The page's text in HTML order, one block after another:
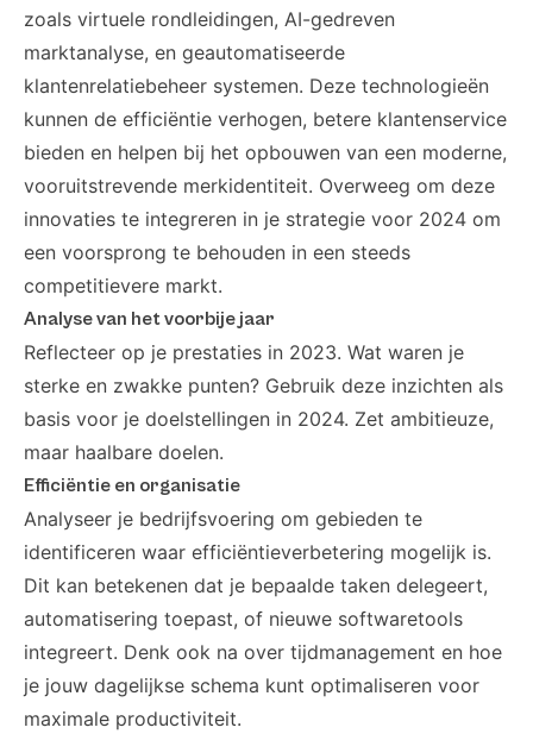
zoals virtuele rondleidingen, AI-gedreven
marktanalyse, en geautomatiseerde
klantenrelatiebeheer systemen. Deze technologieën
kunnen de efficiëntie verhogen, betere klantenservice
bieden en helpen bij het opbouwen van een moderne,
vooruitstrevende merkidentiteit. Overweeg om deze
innovaties te integreren in je strategie voor 2024 om
een voorsprong te behouden in een steeds
competitievere markt.
Analyse van het voorbije jaar
Reflecteer op je prestaties in 2023. Wat waren je
sterke en zwakke punten? Gebruik deze inzichten als
basis voor je doelstellingen in 2024. Zet ambitieuze,
maar haalbare doelen.
Efficiëntie en organisatie
Analyseer je bedrijfsvoering om gebieden te
identificeren waar efficiëntieverbetering mogelijk is.
Dit kan betekenen dat je bepaalde taken delegeert,
automatisering toepast, of nieuwe softwaretools
integreert. Denk ook na over tijdmanagement en hoe
je jouw dagelijkse schema kunt optimaliseren voor
maximale productiviteit.